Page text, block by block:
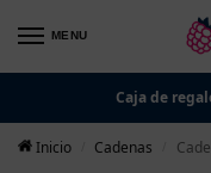
MENU
Caja de
Inicio Cadenas